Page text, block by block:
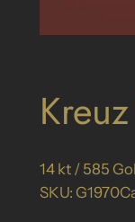
14 kt / 585
SKU: G1970